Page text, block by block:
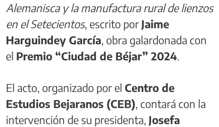
Alemanisca y la manufactura rural de lienzos
en el Setecientos, escrito por Jaime
Harguindey García, obra galardonada con
el Premio “Ciudad de Béjar” 2024.
El acto, organizado por el Centro de
Estudios Bejaranos (CEB), contará con la
intervención de su presidenta, Josefa